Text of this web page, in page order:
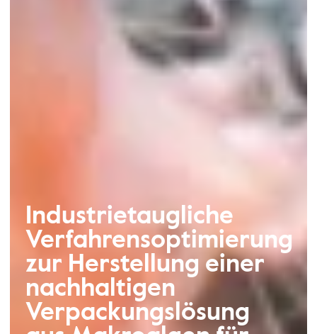
Industrietaugliche
Verfahrensoptimierung
zur Herstellung einer
nachhaltigen
Verpackungslösung